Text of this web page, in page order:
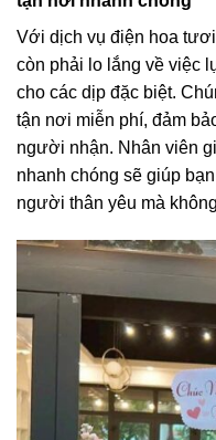
Với dịch vụ điện hoa
còn phải lo lắng về việc
cho các dịp đặc biệt.
tận nơi miễn phí, đảm
người nhận. Nhân viên
nhanh chóng sẽ giúp
người thân yêu mà